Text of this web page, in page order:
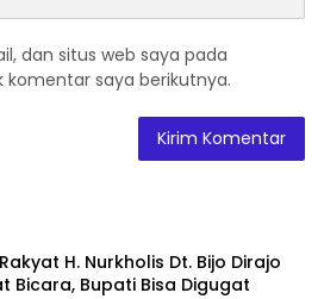
dan situs web saya pada
saya berikutnya.
H. Nurkholis Dt. Bijo Dirajo
Bicara, Bupati Bisa Digugat